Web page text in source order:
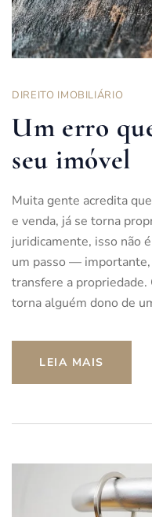
DIREITO IMOBILIÁRIO
Um erro
seu imóvel
Muita gente acredita
e venda, já se torna
juridicamente, isso não
um passo —
transfere a
torna alguém dono de
LEIA MAIS